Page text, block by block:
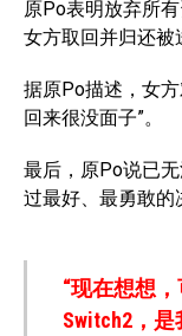
原Po表明放弃所
女方取回并归还被
据原Po描述，女
回来很没面子”。
最后，原Po说已
过最好、最勇敢的
“现在想想
Switch2，是